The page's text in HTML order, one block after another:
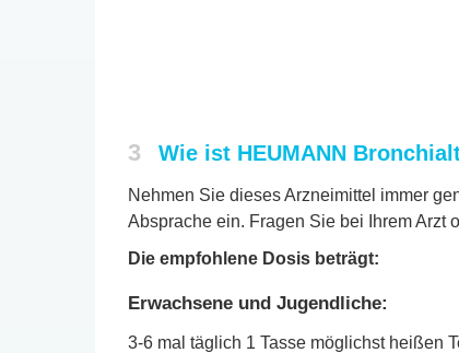
3 Wie ist HEUMANN
Nehmen Sie dieses Arzneimittel immer
Absprache ein. Fragen Sie bei Ihrem Arzt
Die empfohlene Dosis beträgt:
Erwachsene und Jugendliche:
3-6 mal täglich 1 Tasse möglichst heißen